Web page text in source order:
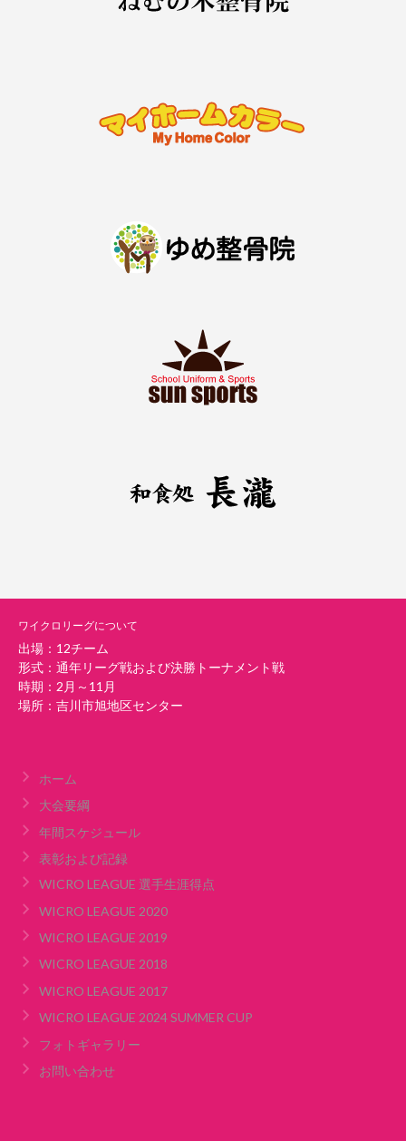
ワイクロリーグについて
出場：12チーム
形式：通年リーグ戦および決勝トーナメント戦
時期：2月～11月
場所：吉川市旭地区センター
ホーム
大会要綱
年間スケジュール
表彰および記録
WICRO LEAGUE 選手生涯得点
WICRO LEAGUE 2020
WICRO LEAGUE 2019
WICRO LEAGUE 2018
WICRO LEAGUE 2017
WICRO LEAGUE 2024 SUMMER CUP
フォトギャラリー
お問い合わせ